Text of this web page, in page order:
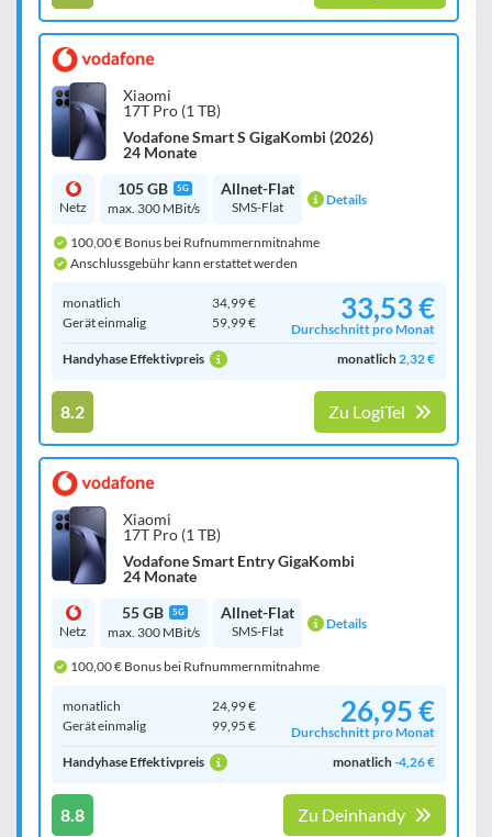
Xiaomi
17T Pro (1 TB)
Vodafone Smart S GigaKombi (2026)
24 Monate
Netz
105 GB 5G
max. 300 MBit/s
Allnet-Flat
SMS-Flat Details
100,00 € Bonus bei Rufnummernmitnahme
Anschlussgebühr kann erstattet werden
monatlich
34,99 €
Gerät einmalig
59,99 € 33,53 €
Durchschnitt pro Monat
Handyhase Effektivpreis
monatlich2,32 €
8.2 Zu LogiTel
Xiaomi
17T Pro (1 TB)
Vodafone Smart Entry GigaKombi
24 Monate
Netz
55 GB 5G
max. 300 MBit/s
Allnet-Flat
SMS-Flat Details
100,00 € Bonus bei Rufnummernmitnahme
monatlich
24,99 €
Gerät einmalig
99,95 € 26,95 €
Durchschnitt pro Monat
Handyhase Effektivpreis
monatlich-4,26 €
8.8 Zu Deinhandy